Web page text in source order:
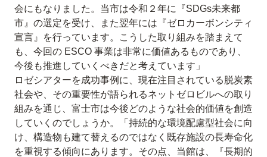
会にもなりました。当市は令和２年に『SDGs未来都
市』の選定を受け、また翌年には『ゼロカーボンシティ
宣言』を行っています。こうした取り組みを踏まえて
も、今回の ESCO 事業は非常に価値あるものであり、
今後も推進していくべきだと考えています」
ロゼシアターを成功事例に、現在注目されている脱炭素
社会や、その重要性が語られるネットゼロビルへの取り
組みを通じ、富士市は今後どのような社会的価値を創造
していくのでしょうか。「持続的な環境配慮型社会に向
け、構造物も建て替えるのではなく既存施設の長寿命化
を重視する傾向にあります。その点、当館は、『長期的